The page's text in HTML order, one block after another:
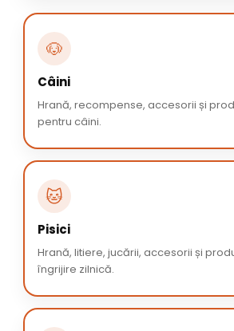
🐶
Câini
Hrană, recompense, accesorii și
pentru câini.
🐱
Pisici
Hrană, litiere, jucării, accesorii și
îngrijire zilnică.